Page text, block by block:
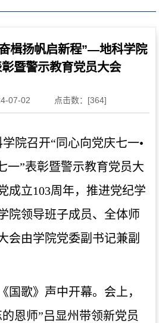
楫扬帆启新程”—地科学院
暨警示教育党员大会
07-02 点击数：[364]
院召开“同心向党庆七一•
一”表彰暨警示教育党员大
成立103周年，推进党纪学
院领导班子成员、全体师
会由学院党委副书记兼副
国歌》声中开幕。会上，
恩师”吕显州带领新党员